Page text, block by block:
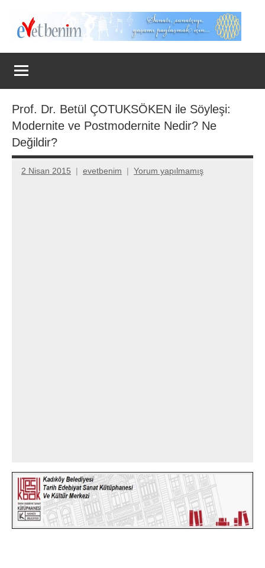
Evet
Benim
Prof. Dr. Betül ÇOTUKSÖKEN ile Söyleşi:
Modernite ve Postmodernite Nedir? Ne
Değildir?
2 Nisan 2015 evetbenim Yorum yapılmamış